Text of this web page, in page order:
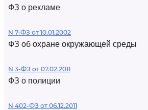
ФЗ о рекламе
N 7-ФЗ от 10.01.2002
ФЗ об охране окружающей среды
N 3-ФЗ от 07.02.2011
ФЗ о полиции
N 402-ФЗ от 06.12.2011